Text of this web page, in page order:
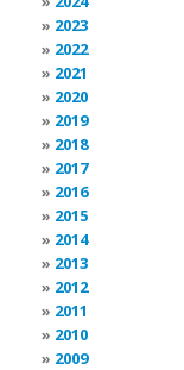
2023
2022
2021
2020
2019
2018
2017
2016
2015
2014
2013
2012
2011
2010
2009